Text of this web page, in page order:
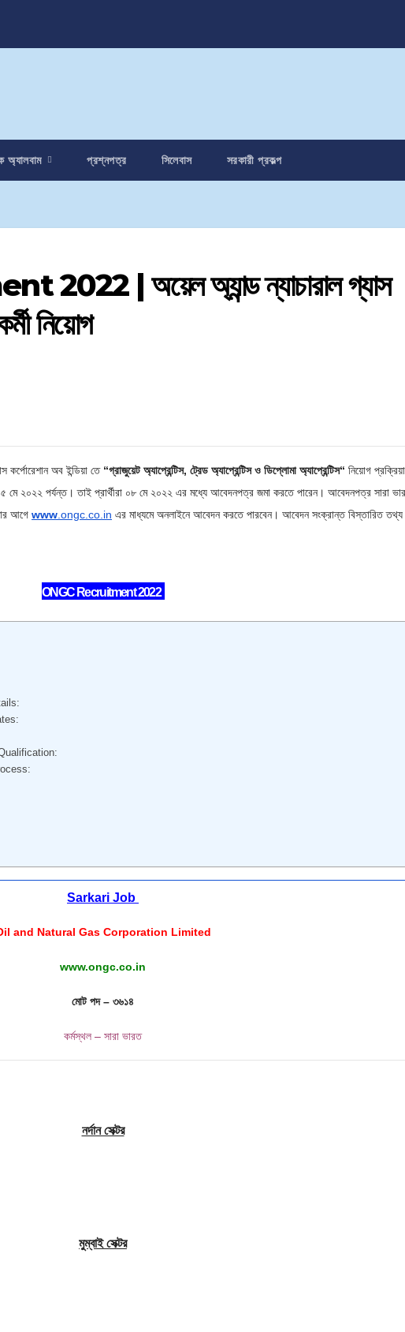
অ্যালবাম প্রশ্নপত্র সিলেবাস সরকারী প্রকল্প
| অয়েল অ্যান্ড ন্যাচারাল গ্যাস
নিয়োগ
কর্পোরেশান অব ইন্ডিয়া তে “গ্রাজুয়েট অ্যাপ্রেন্টিস, ট্রেড অ্যাপ্রেন্টিস ও ডিপ্লোমা অ্যাপ্রেন্টিস“ নিয়োগ
২০২২ পর্যন্ত। তাই প্রার্থীরা ০৮ মে ২০২২ এর মধ্যে আবেদনপত্র জমা করতে পারেন। আবেদনপত্র সারা
আগে www .ongc.co.in এর মাধ্যমে অনলাইনে আবেদন করতে পারবেন। আবেদন সংক্রান্ত বিস্তারিত তথ্য
ONGC Recruitment 2022
Sarkari Job
and Natural Gas Corporation Limited
www.ongc.co.in
মোট পদ – ৩৬১৪
কর্মস্থল – সারা ভারত
নর্দান সেক্টর
মুম্বাই সেক্টর